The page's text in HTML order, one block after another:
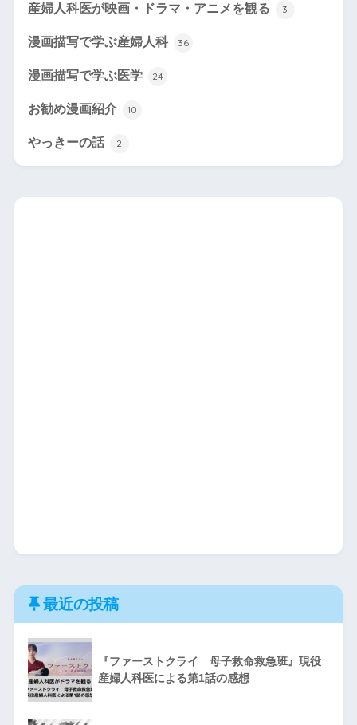
産婦人科医が映画・ドラマ・アニメを観る 3
漫画描写で学ぶ産婦人科 36
漫画描写で学ぶ医学 24
お勧め漫画紹介 10
やっきーの話 2
最近の投稿
『ファーストクライ 母子救命救急班』現役
産婦人科医による第1話の感想